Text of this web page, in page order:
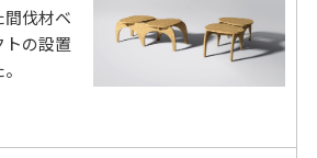
伐材ベ
トの設置